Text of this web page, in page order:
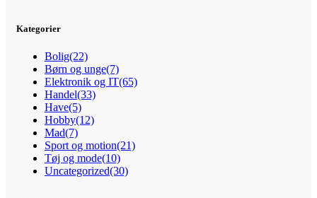
Kategorier
Bolig(22)
Børn og unge(7)
Elektronik og IT(65)
Handel(33)
Have(5)
Hobby(12)
Mad(7)
Sport og motion(21)
Tøj og mode(10)
Uncategorized(30)